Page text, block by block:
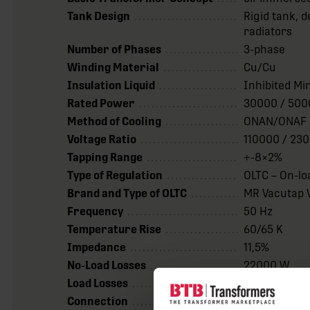
Tank Design
Rigid tank,
radiators
Number of Phases
3-phase
Winding Material
Cu/Cu
Insulation Liquid
Inhibited
Rated Power
30000 /
Method of Cooling
ONAN/ONAF
Voltage Ratio
110000 /
Tapping Range
+-8×2%
Type of Regulation
OLTC – On-
Brand and Type of OLTC
MR Vacutap
Frequency
50 Hz
Temperature Rise
60/65 K
Impedance
11,5%
No-Load Losses
22000 W
Load Losses
Connection
YNyn0(d)